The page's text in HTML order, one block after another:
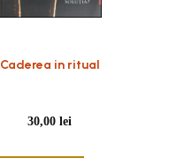
Caderea in ritual
30,00lei